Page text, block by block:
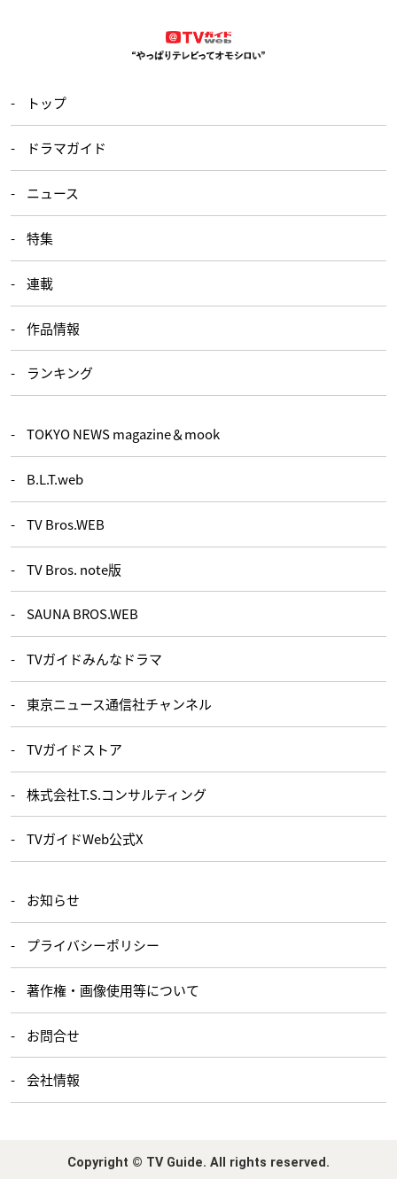
トップ
ドラマガイド
ニュース
特集
連載
作品情報
ランキング
TOKYO NEWS magazine＆mook
B.L.T.web
TV Bros.WEB
TV Bros. note版
SAUNA BROS.WEB
TVガイドみんなドラマ
東京ニュース通信社チャンネル
TVガイドストア
株式会社T.S.コンサルティング
TVガイドWeb公式X
お知らせ
プライバシーポリシー
著作権・画像使用等について
お問合せ
会社情報
Copyright © TV Guide. All rights reserved.